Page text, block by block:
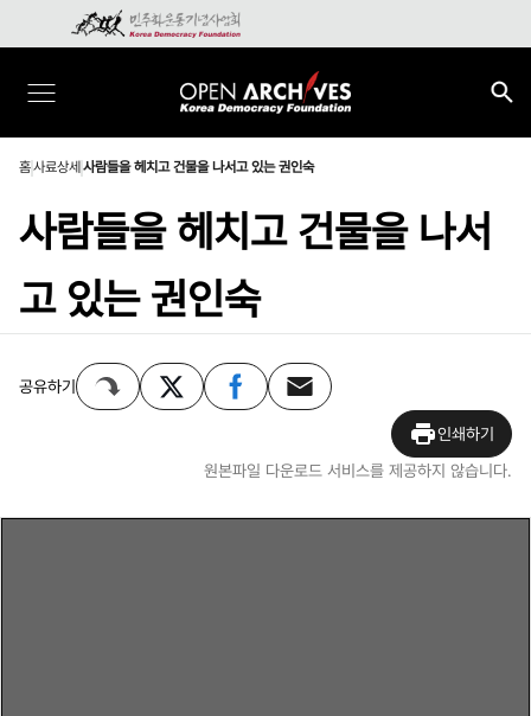
홈사료상세 사람들을 헤치고 건물을 나서고 있는 권인숙
사람들을 헤치고 건물을 나서
고 있는 권인숙
공유하기
인쇄하기
원본파일 다운로드 서비스를 제공하지 않습니다.